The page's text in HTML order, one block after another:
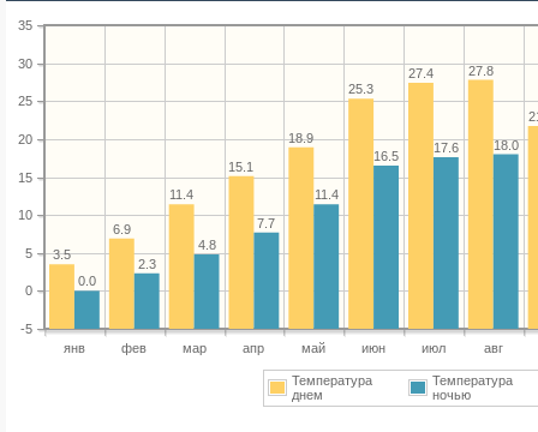
янв фев мар апр май июн июл авг
-5
0
5
10
15
20
25
30
35
27.8
27.4
25.3
18.9
15.1
11.4
6.9
3.5
18.0
17.6
16.5
11.4
7.7
4.8
2.3
0.0
Температура
днем
Температура
ночью